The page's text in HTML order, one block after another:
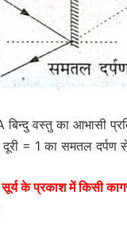
वस्तु का आभासी
= 1 का समतल दर्पण
सूर्य के प्रकाश में किसी